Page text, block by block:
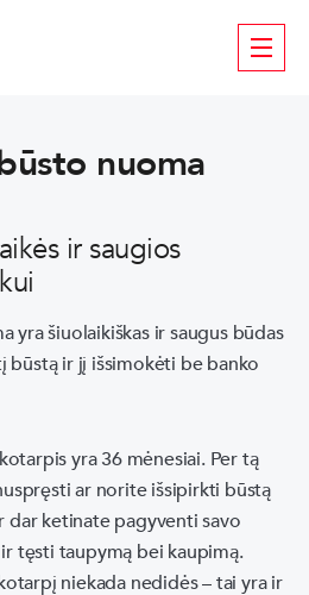
nuoma
ir saugios
yra šiuolaikiškas ir saugus būdas
ir jį išsimokėti be banko
yra 36 mėnesiai. Per tą
ar norite išsipirkti būstą
dar ketinate pagyventi savo
tęsti taupymą bei kaupimą.
niekada nedidės – tai yra ir